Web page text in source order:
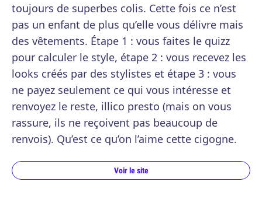
toujours de superbes colis. Cette fois ce n’est
pas un enfant de plus qu’elle vous délivre mais
des vêtements. Étape 1 : vous faites le quizz
pour calculer le style, étape 2 : vous recevez les
looks créés par des stylistes et étape 3 : vous
ne payez seulement ce qui vous intéresse et
renvoyez le reste, illico presto (mais on vous
rassure, ils ne reçoivent pas beaucoup de
renvois). Qu’est ce qu’on l’aime cette cigogne.
Voir le site